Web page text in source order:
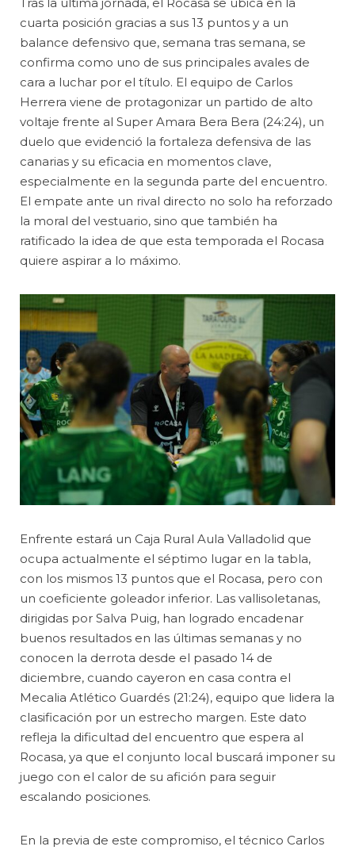
cuarta posición gracias a sus 13 puntos y a un
balance defensivo que, semana tras semana, se
confirma como uno de sus principales avales de
cara a luchar por el título. El equipo de Carlos
Herrera viene de protagonizar un partido de alto
voltaje frente al Super Amara Bera Bera (24:24), un
duelo que evidenció la fortaleza defensiva de las
canarias y su eficacia en momentos clave,
especialmente en la segunda parte del encuentro.
El empate ante un rival directo no solo ha reforzado
la moral del vestuario, sino que también ha
ratificado la idea de que esta temporada el Rocasa
quiere aspirar a lo máximo.
Enfrente estará un Caja Rural Aula Valladolid que
ocupa actualmente el séptimo lugar en la tabla,
con los mismos 13 puntos que el Rocasa, pero con
un coeficiente goleador inferior. Las vallisoletanas,
dirigidas por Salva Puig, han logrado encadenar
buenos resultados en las últimas semanas y no
conocen la derrota desde el pasado 14 de
diciembre, cuando cayeron en casa contra el
Mecalia Atlético Guardés (21:24), equipo que lidera la
clasificación por un estrecho margen. Este dato
refleja la dificultad del encuentro que espera al
Rocasa, ya que el conjunto local buscará imponer su
juego con el calor de su afición para seguir
escalando posiciones.
En la previa de este compromiso, el técnico Carlos